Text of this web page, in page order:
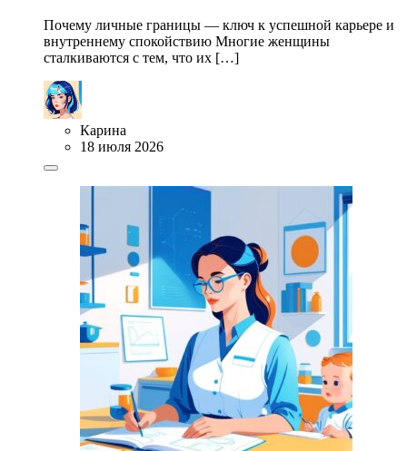
Почему личные границы — ключ к успешной карьере и
внутреннему спокойствию Многие женщины
сталкиваются с тем, что их […]
Карина
18 июля 2026